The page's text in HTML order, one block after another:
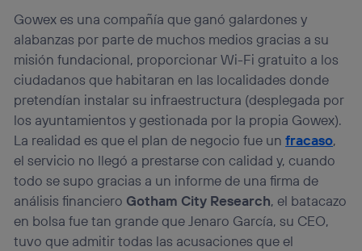
Gowex es una compañía que ganó galardones y
alabanzas por parte de muchos medios gracias a su
misión fundacional, proporcionar Wi-Fi gratuito a los
ciudadanos que habitaran en las localidades donde
pretendían instalar su infraestructura (desplegada por
los ayuntamientos y gestionada por la propia Gowex).
La realidad es que el plan de negocio fue unfracaso,
el servicio no llegó a prestarse con calidad y, cuando
todo se supo gracias a un informe de una firma de
análisis financiero Gotham City Research, el batacazo
en bolsa fue tan grande que Jenaro García, su CEO,
tuvo que admitir todas las acusaciones que el